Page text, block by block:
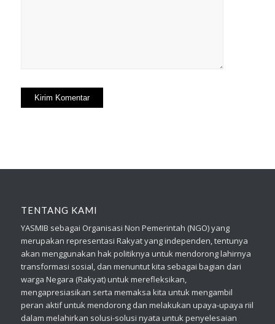
TENTANG KAMI
YASMIB sebagai Organisasi Non Pemerintah (NGO) yang
merupakan representasi Rakyat yang independen, tentunya
akan menggunakan hak politiknya untuk mendorong lahirnya
transformasi sosial, dan menuntut kita sebagai bagian dari
warga Negara (Rakyat) untuk merefleksikan,
mengapresiasikan serta memaksa kita untuk mengambil
peran aktif untuk mendorong dan melakukan upaya-upaya riil
dalam melahirkan solusi-solusi nyata untuk penyelesaian